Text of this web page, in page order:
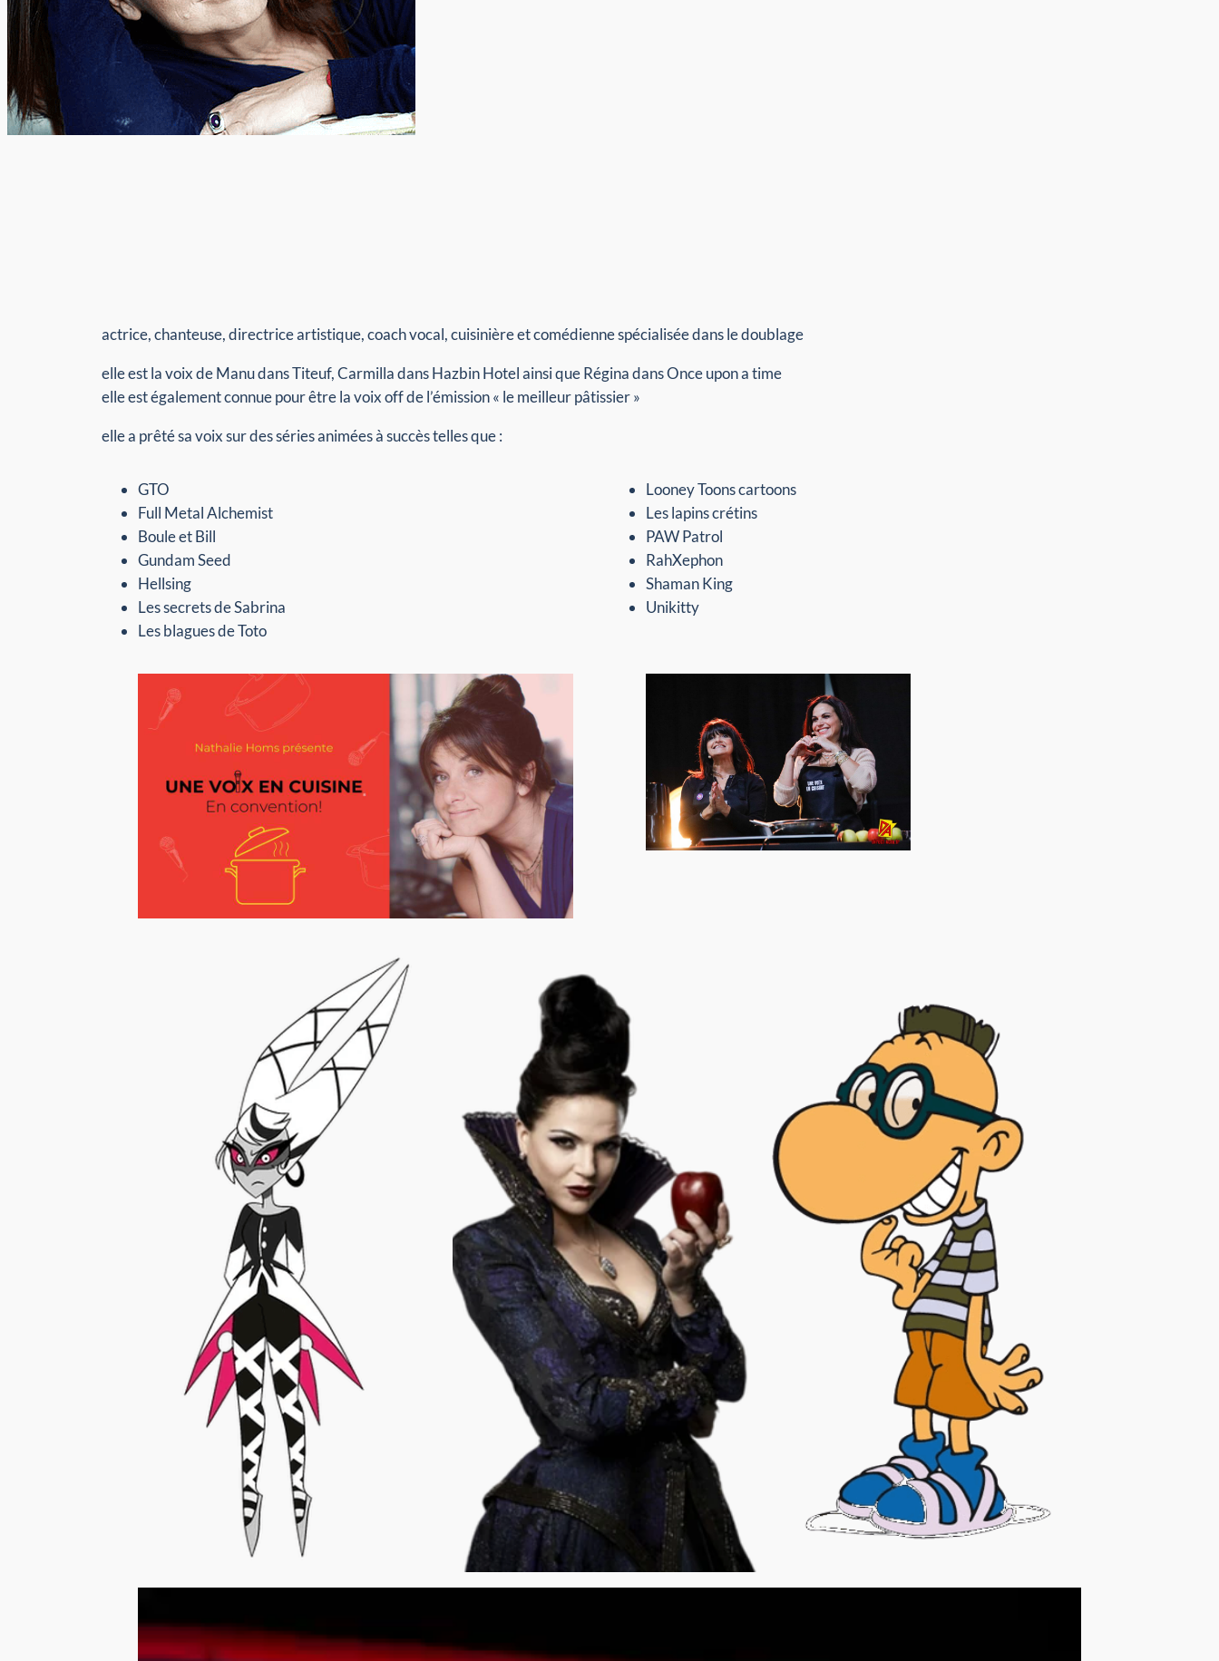
actrice, chanteuse, directrice artistique, coach vocal, cuisinière et comédienne spécialisée dans le doublage
elle est la voix de Manu dans Titeuf, Carmilla dans Hazbin Hotel ainsi que Régina dans Once upon a time
elle est également connue pour être la voix off de l’émission « le meilleur pâtissier »
elle a prêté sa voix sur des séries animées à succès telles que :
GTO
Full Metal Alchemist
Boule et Bill
Gundam Seed
Hellsing
Les secrets de Sabrina
Les blagues de Toto
Looney Toons cartoons
Les lapins crétins
PAW Patrol
RahXephon
Shaman King
Unikitty